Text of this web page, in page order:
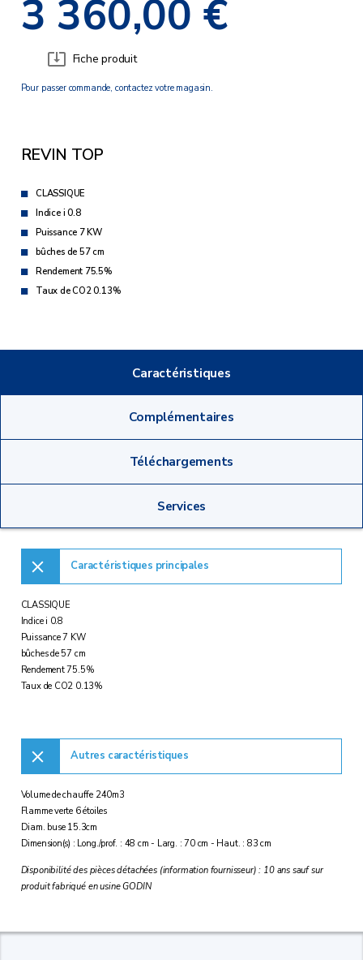
3 360,00 €
Fiche produit
Pour passer commande, contactez votre magasin.
REVIN TOP
CLASSIQUE
Indice i 0.8
Puissance 7 KW
bûches de 57 cm
Rendement 75.5%
Taux de CO2 0.13%
Caractéristiques
Complémentaires
Téléchargements
Services
Caractéristiques principales
CLASSIQUE
Indice i 0.8
Puissance 7 KW
bûches de 57 cm
Rendement 75.5%
Taux de CO2 0.13%
Autres caractéristiques
Volume de chauffe 240m3
Flamme verte 6 étoiles
Diam. buse 15.3cm
Dimension(s) : Long./prof. : 48 cm - Larg. : 70 cm - Haut. : 83 cm
Disponibilité des pièces détachées (information fournisseur) : 10 ans sauf sur
produit fabriqué en usine GODIN